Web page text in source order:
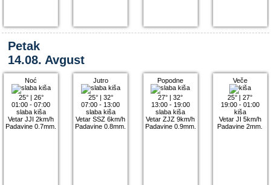
Petak
14.08. Avgust
Noć
25°| 26°
01:00 - 07:00
slaba kiša
Vetar JJI 2km/h
Padavine 0.7mm.
Jutro
25°| 32°
07:00 - 13:00
slaba kiša
Vetar SSZ 6km/h
Padavine 0.8mm.
Popodne
27° |32°
13:00 - 19:00
slaba kiša
Vetar ZJZ 9km/h
Padavine 0.9mm.
Veče
25° |27°
19:00 - 01:00
kiša
Vetar JI 5km/h
Padavine 2mm.